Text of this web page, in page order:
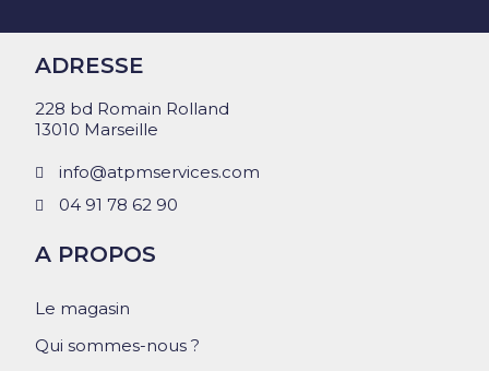
ADRESSE
228 bd Romain Rolland
13010 Marseille
info@atpmservices.com
04 91 78 62 90
A PROPOS
Le magasin
Qui sommes-nous ?